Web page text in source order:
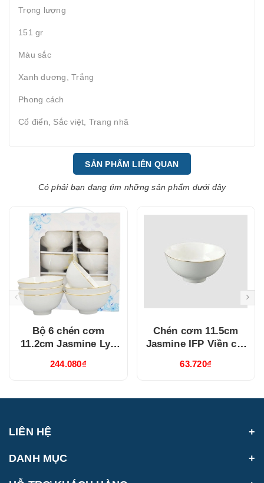
Trọng lượng
151 gr
Màu sắc
Xanh dương, Trắng
Phong cách
Cổ điển, Sắc việt, Trang nhã
SẢN PHẨM LIÊN QUAN
Có phải bạn đang tìm những sản phẩm dưới đây
Bộ 6 chén cơm
11.2cm Jasmine Lys
(03119901406)
244.080₫
Chén cơm 11.5cm
Jasmine IFP Viền chỉ
63.720₫
LIÊN HỆ
DANH MỤC